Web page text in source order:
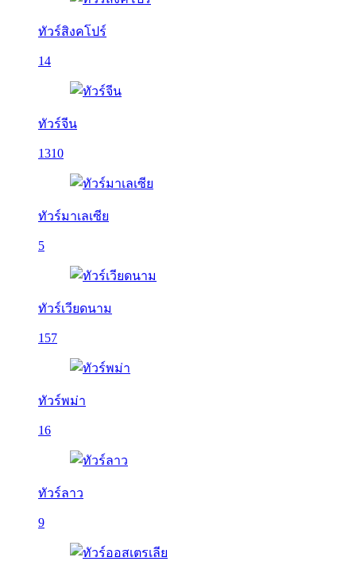
ทัวร์สิงคโปร์
14
ทัวร์จีน
1310
ทัวร์มาเลเซีย
5
ทัวร์เวียดนาม
157
ทัวร์พม่า
16
ทัวร์ลาว
9